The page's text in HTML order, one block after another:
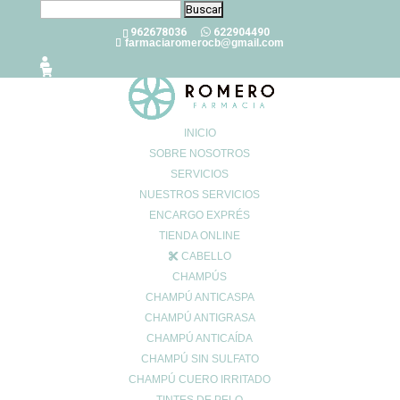
Buscar:
962678036
622904490
farmaciaromerocb@gmail.com
INICIO
SOBRE NOSOTROS
SERVICIOS
NUESTROS SERVICIOS
ENCARGO EXPRÉS
TIENDA ONLINE
CABELLO
CHAMPÚS
CHAMPÚ ANTICASPA
CHAMPÚ ANTIGRASA
CHAMPÚ ANTICAÍDA
CHAMPÚ SIN SULFATO
CHAMPÚ CUERO IRRITADO
¿Cómo curar un tatuaje recién
0 Comentarios
marcas permanentes en la piel
tinta o pigmentos. Se consiguenperforando la piel con agujas e
para tatuajes en su capa más
A pesar de que, actualmenteexisten técnicas para eliminar los